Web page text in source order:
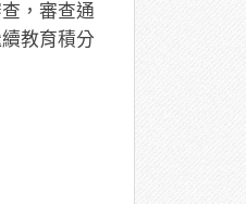
，審查通
教育積分